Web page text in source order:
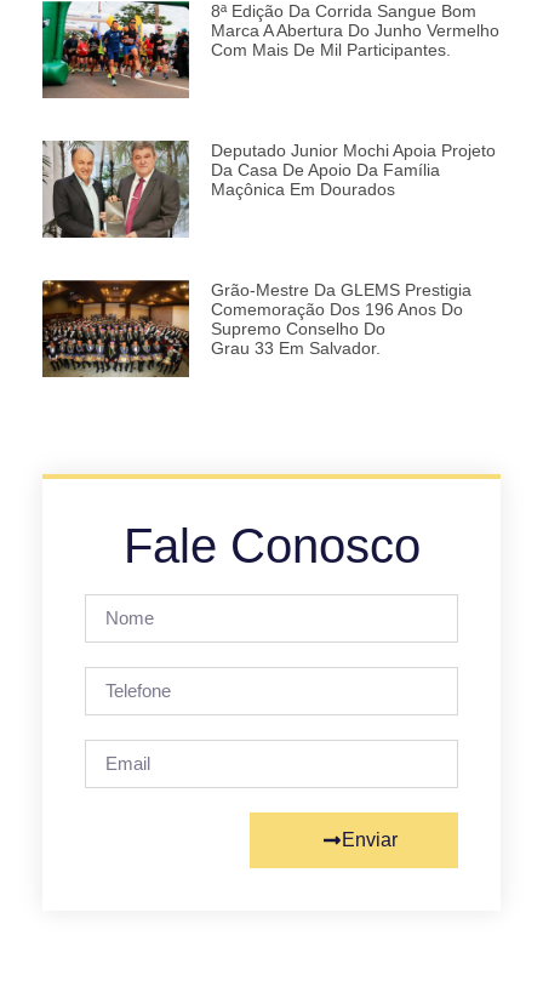
8ª Edição Da Corrida Sangue Bom
Marca A Abertura Do Junho Vermelho
Com Mais De Mil Participantes.
Deputado Junior Mochi Apoia Projeto
Da Casa De Apoio Da Família
Maçônica Em Dourados
Grão-Mestre Da GLEMS Prestigia
Comemoração Dos 196 Anos Do
Supremo Conselho Do
Grau 33 Em Salvador.
Fale Conosco
Enviar